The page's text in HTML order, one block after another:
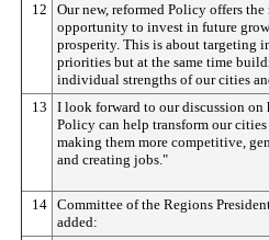
12
Our new, reformed Policy offers the
opportunity to invest in future
prosperity. This is about targeting
priorities but at the same time
individual strengths of our cities
13
I look forward to our discussion on
Policy can help transform our
making them more competitive,
and creating jobs."
14 Committee of the Regions
added: